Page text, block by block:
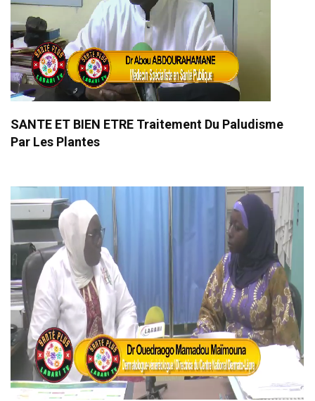
SANTE ET BIEN ETRE Traitement Du Paludisme
Par Les Plantes